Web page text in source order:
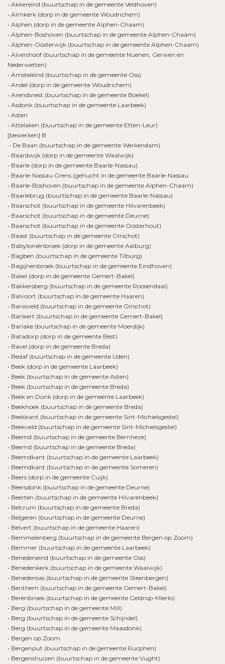
• Akkereind (buurtschap in de gemeente Veldhoven)
• Almkerk (dorp in de gemeente Woudrichem)
• Alphen (dorp in de gemeente Alphen-Chaam)
• Alphen-Boshoven (buurtschap in de gemeente Alphen-Chaam)
• Alphen-Oosterwijk (buurtschap in de gemeente Alphen-Chaam)
• Alvershoof (buurtschap in de gemeente Nuenen, Gerwen en
Nederwetten)
• Amsteleind (buurtschap in de gemeente Oss)
• Andel (dorp in de gemeente Woudrichem)
• Arendsnest (buurtschap in de gemeente Boekel)
• Asdonk (buurtschap in de gemeente Laarbeek)
• Asten
• Attelaken (buurtschap in de gemeente Etten-Leur)
[bewerken] B
• De Baan (buurtschap in de gemeente Werkendam)
• Baardwijk (dorp in de gemeente Waalwijk)
• Baarle (dorp in de gemeente Baarle-Nassau)
• Baarle-Nassau Grens (gehucht in de gemeente Baarle-Nassau
• Baarle-Boshoven (buurtschap in de gemeente Alphen-Chaam)
• Baarlebrug (buurtschap in de gemeente Baarle-Nassau)
• Baarschot (buurtschap in de gemeente Hilvarenbeek)
• Baarschot (buurtschap in de gemeente Deurne)
• Baarschot (buurtschap in de gemeente Oosterhout)
• Baast (buurtschap in de gemeente Oirschot)
• Babyloniënbroek (dorp in de gemeente Aalburg)
• Bagben (buurtschap in de gemeente Tilburg)
• Bagijnenbroek (buurtschap in de gemeente Eindhoven)
• Bakel (dorp in de gemeente Gemert-Bakel)
• Bakkersberg (buurtschap in de gemeente Roosendaal)
• Balvoort (buurtschap in de gemeente Haaren)
• Banisveld (buurtschap in de gemeente Oirschot)
• Bankert (buurtschap in de gemeente Gemert-Bakel)
• Barlake (buurtschap in de gemeente Moerdijk)
• Batadorp (dorp in de gemeente Best)
• Bavel (dorp in de gemeente Breda)
• Bedaf (buurtschap in de gemeente Uden)
• Beek (dorp in de gemeente Laarbeek)
• Beek (buurtschap in de gemeente Asten)
• Beek (buurtschap in de gemeente Breda)
• Beek en Donk (dorp in de gemeente Laarbeek)
• Beekhoek (buurtschap in de gemeente Breda)
• Beekkant (buurtschap in de gemeente Sint-Michielsgestel)
• Beekveld (buurtschap in de gemeente Sint-Michielsgestel)
• Beemd (buurtschap in de gemeente Bernheze)
• Beemd (buurtschap in de gemeente Breda)
• Beemdkant (buurtschap in de gemeente Laarbeek)
• Beemdkant (buurtschap in de gemeente Someren)
• Beers (dorp in de gemeente Cuijk)
• Beersdonk (buurtschap in de gemeente Deurne)
• Beerten (buurtschap in de gemeente Hilvarenbeek)
• Belcrum (buurtschap in de gemeente Breda)
• Belgeren (buurtschap in de gemeente Deurne)
• Belvert (buurtschap in de gemeente Haaren)
• Bemmelenberg (buurtschap in de gemeente Bergen op Zoom)
• Bemmer (buurtschap in de gemeente Laarbeek)
• Benedeneind (buurtschap in de gemeente Oss)
• Benedenkerk (buurtschap in de gemeente Waalwijk)
• Benedensas (buurtschap in de gemeente Steenbergen)
• Benthem (buurtschap in de gemeente Gemert-Bakel)
• Berenbroek (buurtschap in de gemeente Geldrop-Mierlo)
• Berg (buurtschap in de gemeente Mill)
• Berg (buurtschap in de gemeente Schijndel)
• Berg (buurtschap in de gemeente Maasdonk)
• Bergen op Zoom
• Bergenput (buurtschap in de gemeente Rucphen)
• Bergenshuizen (buurtschap in de gemeente Vught)